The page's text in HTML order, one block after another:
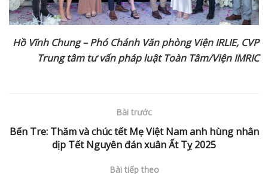
Hồ Vĩnh Chung – Phó Chánh Văn phòng Viện IRLIE, CVP
Trung tâm tư vấn pháp luật Toàn Tâm/Viện IMRIC
Bài trước
Bến Tre: Thăm và chúc tết Mẹ Việt Nam anh hùng nhân
dịp Tết Nguyên đán xuân Ất Tỵ 2025
Bài tiếp theo